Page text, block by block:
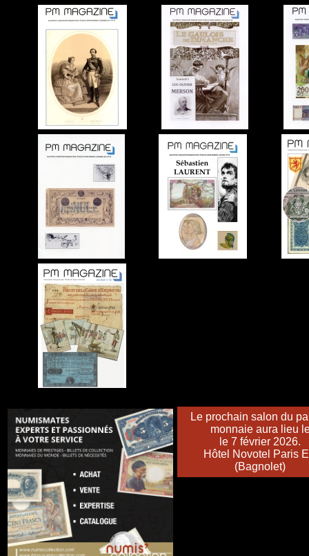
Le prochain salon du
monnaie aura lieu
le 7 février 2026.
Hôtel Novotel Paris
(Bagnolet)